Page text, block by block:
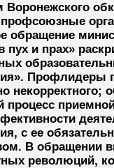
Воронежского
обращение
пух и прах»
Профлидеры
некорректного;
процесс
с ее
В обращении
революций,